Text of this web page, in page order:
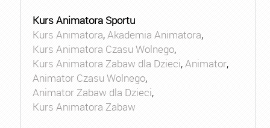
Kurs Animatora Sportu
Kurs Animatora,Akademia Animatora,
Kurs Animatora Czasu Wolnego,
Kurs Animatora Zabaw dla Dzieci,Animator,
Animator Czasu Wolnego,
Animator Zabaw dla Dzieci,
Kurs Animatora Zabaw